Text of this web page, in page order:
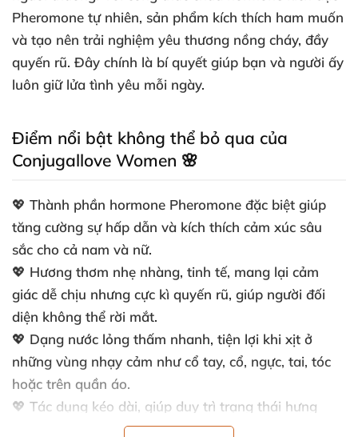
Pheromone tự nhiên, sản phẩm kích thích ham muốn
và tạo nên trải nghiệm yêu thương nồng cháy, đầy
quyến rũ. Đây chính là bí quyết giúp bạn và người ấy
luôn giữ lửa tình yêu mỗi ngày.
Điểm nổi bật không thể bỏ qua của
Conjugallove Women 🌸
💖 Thành phần hormone Pheromone đặc biệt giúp
tăng cường sự hấp dẫn và kích thích cảm xúc sâu
sắc cho cả nam và nữ.
💖 Hương thơm nhẹ nhàng, tinh tế, mang lại cảm
giác dễ chịu nhưng cực kì quyến rũ, giúp người đối
diện không thể rời mắt.
💖 Dạng nước lỏng thấm nhanh, tiện lợi khi xịt ở
những vùng nhạy cảm như cổ tay, cổ, ngực, tai, tóc
hoặc trên quần áo.
💖 Tác dụng kéo dài, giúp duy trì trạng thái hưng
phấn và thúc đẩy sự kết nối thân mật một cách tự